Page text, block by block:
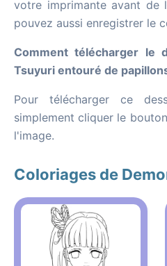
votre imprimante avant de
pouvez aussi enregistrer le
Comment télécharger le
Tsuyuri entouré de
Pour télécharger ce
simplement cliquer le bouton
l'image.
Coloriages de